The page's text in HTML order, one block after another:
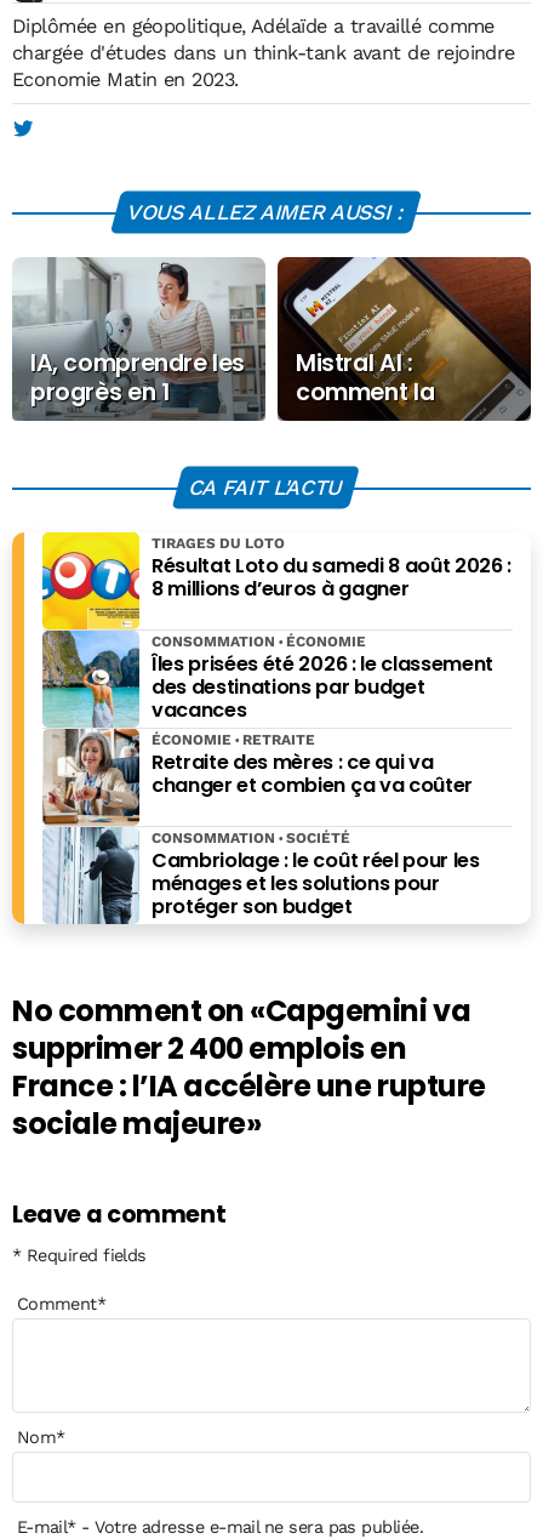
Diplômée en géopolitique, Adélaïde a travaillé comme
chargée d'études dans un think-tank avant de rejoindre
Economie Matin en 2023.
VOUS ALLEZ AIMER AUSSI :
IA, comprendre les
progrès en 1
image, la vitesse
problème
Mistral AI :
comment la
startup française
d’euros en 2026
CA FAIT L'ACTU
Résultat Loto du samedi 8 août 2026 :
8 millions d’euros à gagner
TIRAGES DU LOTO
Îles prisées été 2026 : le classement
des destinations par budget
vacances
CONSOMMATION ÉCONOMIE
Retraite des mères : ce qui va
changer et combien ça va coûter
ÉCONOMIE RETRAITE
Cambriolage : le coût réel pour les
ménages et les solutions pour
protéger son budget
CONSOMMATION SOCIÉTÉ
No comment on«Capgemini va
supprimer 2 400 emplois en
France : l’IA accélère une rupture
sociale majeure»
Leave a comment
* Required fields
Comment*
Nom*
E-mail*- Votre adresse e-mail ne sera pas publiée.